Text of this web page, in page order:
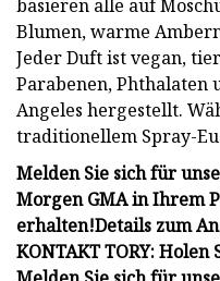
basieren alle auf
Blumen, warme
Jeder Duft ist vegan,
Parabenen, Phthalaten
Angeles hergestellt.
traditionellem Spray-
Melden Sie sich für
Morgen GMA in Ihrem
erhalten!Details zum
KONTAKT TORY:Holen